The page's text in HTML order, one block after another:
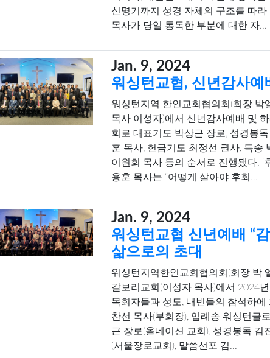
신명기까지 성경 자체의 구조를 따
목사가 당일 통독한 부분에 대한 자...
Jan. 9, 2024
워싱턴교협, 신년감사예
워싱턴지역 한인교회협의회(회장 박
목사 이성자)에서 신년감사예배 및
회로 대표기도 박상근 장로, 성경봉
훈 목사, 헌금기도 최정선 권사, 특송
이원회 목사 등의 순서로 진행됐다. ‘
용훈 목사는 “어떻게 살아야 후회...
Jan. 9, 2024
워싱턴교협 신년예배 “
삶으로의 초대
워싱턴지역한인교회협의회(회장 박
갈보리교회(이성자 목사)에서 2024
목회자들과 성도, 내빈들의 참석하
찬선 목사(부회장), 입례송 워싱턴글
근 장로(올네이션 교회), 성경봉독 김
(서울장로교회), 말씀선포 김...